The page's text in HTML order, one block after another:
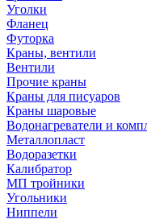
Уголки
Фланец
Футорка
Краны, вентили
Вентили
Прочие краны
Краны для писуаров
Краны шаровые
Водонагреватели и
Металлопласт
Водоразетки
Калибратор
МП тройники
Угольники
Ниппели